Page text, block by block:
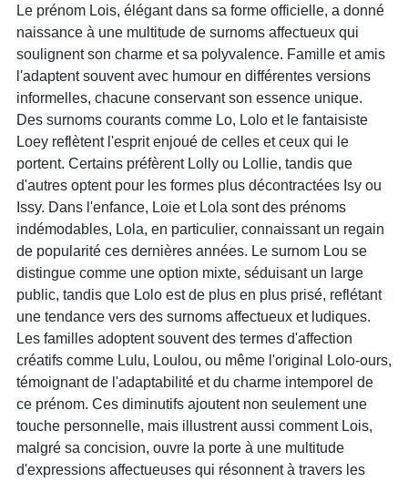
Le prénom Lois, élégant dans sa forme officielle, a donné
naissance à une multitude de surnoms affectueux qui
soulignent son charme et sa polyvalence. Famille et amis
l'adaptent souvent avec humour en différentes versions
informelles, chacune conservant son essence unique.
Des surnoms courants comme Lo, Lolo et le fantaisiste
Loey reflètent l'esprit enjoué de celles et ceux qui le
portent. Certains préfèrent Lolly ou Lollie, tandis que
d'autres optent pour les formes plus décontractées Isy ou
Issy. Dans l'enfance, Loie et Lola sont des prénoms
indémodables, Lola, en particulier, connaissant un regain
de popularité ces dernières années. Le surnom Lou se
distingue comme une option mixte, séduisant un large
public, tandis que Lolo est de plus en plus prisé, reflétant
une tendance vers des surnoms affectueux et ludiques.
Les familles adoptent souvent des termes d'affection
créatifs comme Lulu, Loulou, ou même l'original Lolo-ours,
témoignant de l'adaptabilité et du charme intemporel de
ce prénom. Ces diminutifs ajoutent non seulement une
touche personnelle, mais illustrent aussi comment Lois,
malgré sa concision, ouvre la porte à une multitude
d'expressions affectueuses qui résonnent à travers les